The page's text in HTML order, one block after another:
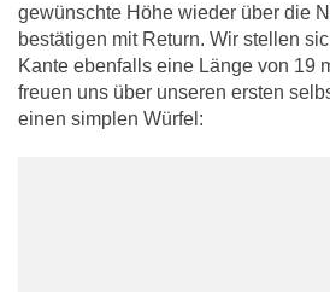
gewünschte Höhe wieder über die
bestätigen mit Return. Wir stellen
Kante ebenfalls eine Länge von 19
freuen uns über unseren ersten
einen simplen Würfel: